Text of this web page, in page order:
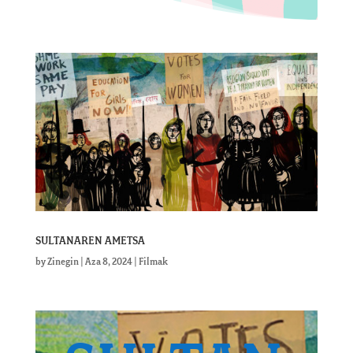
SULTANAREN AMETSA
byZinegin| Aza 8, 2024| Filmak